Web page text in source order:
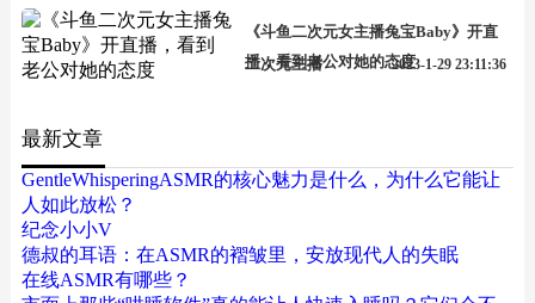
《斗鱼二次元女主播兔宝Baby》开直
播，看到老公对她的态度
二次元主播 2023-1-29 23:11:36
最新文章
GentleWhisperingASMR的核心魅力是什么，为什么它能让
人如此放松？
纪念小小V
德叔的耳语：在ASMR的褶皱里，安放现代人的失眠
在线ASMR有哪些？